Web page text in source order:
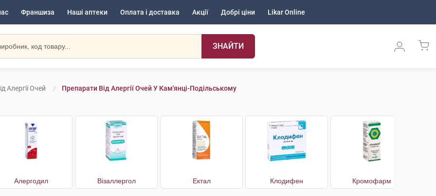
Франшиза Наші аптеки Оплата і доставка Акції Добрі ціни Likar Online
ЗНАЙТИ
Алергії Очей Препарати Від Алергії Очей У Кам'янці-Подільському
Алергодил Візаллергол Ектал Клодифен Кромофарм